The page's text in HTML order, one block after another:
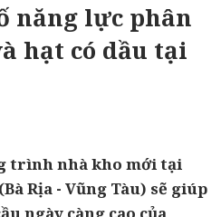
năng lực phân
hạt có dầu tại
trình nhà kho mới tại
Rịa - Vũng Tàu) sẽ giúp